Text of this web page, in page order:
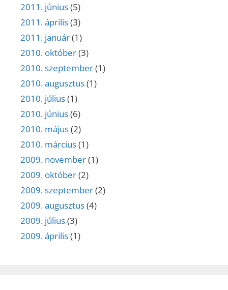
2011. június(5)
2011. április(3)
2011. január(1)
2010. október(3)
2010. szeptember(1)
2010. augusztus(1)
2010. július(1)
2010. június(6)
2010. május(2)
2010. március(1)
2009. november(1)
2009. október(2)
2009. szeptember(2)
2009. augusztus(4)
2009. július(3)
2009. április(1)